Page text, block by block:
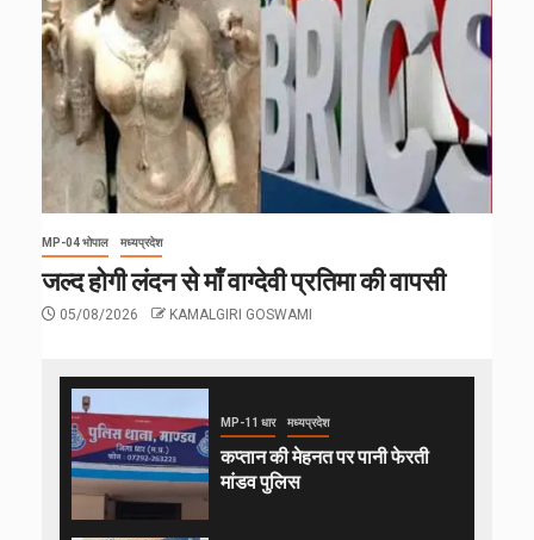
MP-04 भोपाल मध्यप्रदेश
जल्द होगी लंदन से माँ वाग्देवी प्रतिमा की वापसी
05/08/2026 KAMALGIRI GOSWAMI
MP-11 धार मध्यप्रदेश
कप्तान की मेहनत पर पानी फेरती
मांडव पुलिस